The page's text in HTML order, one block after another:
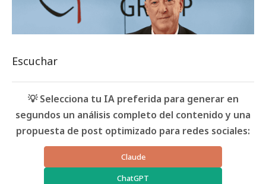
Escuchar
💡 Selecciona tu IA preferida para generar en
segundos un análisis completo del contenido y una
propuesta de post optimizado para redes sociales:
Claude
ChatGPT